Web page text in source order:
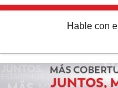
Hable con el